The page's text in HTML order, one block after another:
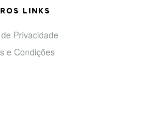
LINKS
Privacidade
e Condições